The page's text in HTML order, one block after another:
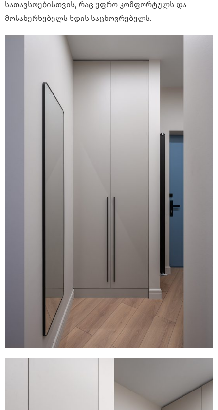
სათავსოებისთვის, რაც უფრო კომფორტულს და
მოსახერხებელს ხდის საცხოვრებელს.